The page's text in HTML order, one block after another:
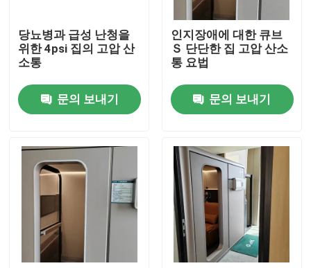
공장 여행
품질 관리
HBOT 고압통
고압통 스파
반대 나이든 고압통
당뇨병과 급성 난청을
위한 4psi 집의 고압 산
소통
문의 보내기
인지장애에 대한 큐브
Ｓ 단단한 집 고압 산소
통 요법
문의 보내기